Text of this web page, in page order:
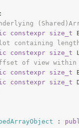
:
constexpr size_t
containing
constexpr size_t
of view within
constexpr size_t
constexpr size_t
: